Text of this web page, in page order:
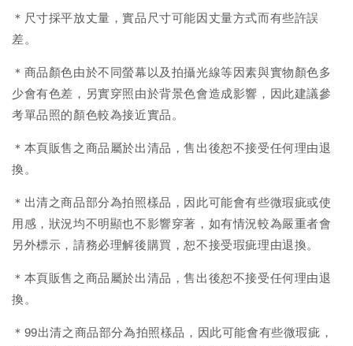
＊尺寸採平放丈量，實品尺寸可能因丈量方式而有些許誤
差。
＊商品顏色由於不同螢幕以及拍攝光線等因素與實物顏色多
少會有色差，另實穿照由於背景色會造成影響，因此建議參
考單品照的顏色較為接近實品。
＊本頁販售之商品屬於出清品，售出後恕不接受任何理由退
換。
＊出清之商品部分為拍照樣品，因此可能會有些微瑕疵或使
用感，狀況均不明顯也不影響穿著，如有情況較為嚴重者會
另外標示，請務必理解後購買，恕不接受瑕疵理由退換。
＊本頁販售之商品屬於出清品，售出後恕不接受任何理由退
換。
＊99出清之商品部分為拍照樣品，因此可能會有些微瑕疵，